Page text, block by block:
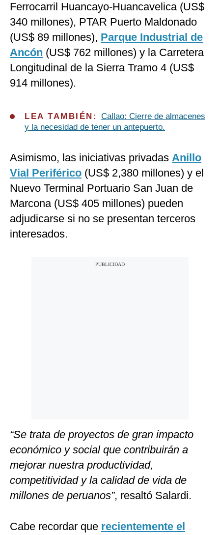
Ferrocarril Huancayo-Huancavelica (US$
340 millones), PTAR Puerto Maldonado
(US$ 89 millones), Parque Industrial de
Ancón (US$ 762 millones) y la Carretera
Longitudinal de la Sierra Tramo 4 (US$
914 millones).
LEA TAMBIÉN: Callao: Cierre de almacenes
y la necesidad de tener un antepuerto.
Asimismo, las iniciativas privadas Anillo
Vial Periférico (US$ 2,380 millones) y el
Nuevo Terminal Portuario San Juan de
Marcona (US$ 405 millones) pueden
adjudicarse si no se presentan terceros
interesados.
“Se trata de proyectos de gran impacto
económico y social que contribuirán a
mejorar nuestra productividad,
competitividad y la calidad de vida de
millones de peruanos”, resaltó Salardi.
Cabe recordar que recientemente el